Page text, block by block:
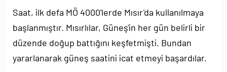
Saat, ilk defa MÖ 4000'lerde Mısır'da kullanılmaya
başlanmıştır. Mısırlılar, Güneş'in her gün belirli bir
düzende doğup battığını keşfetmişti. Bundan
yararlanarak güneş saatini icat etmeyi başardılar.